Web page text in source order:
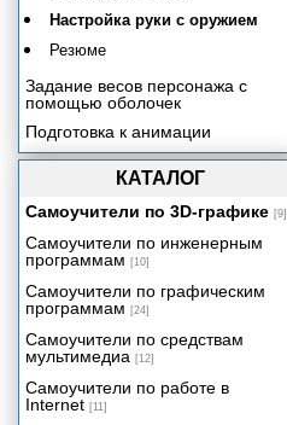
Настройка руки с оружием
Резюме
Задание весов персонажа с
помощью оболочек
Подготовка к анимации
Анимация на основе ключевых
Использование захвата движения
Сводим все вместе
Заключение
КАТАЛОГ
Самоучители по 3D-графике [9]
Самоучители по инженерным
программам [10]
Самоучители по графическим
программам [24]
Самоучители по средствам
мультимедиа [12]
Самоучители по работе в
Internet [11]